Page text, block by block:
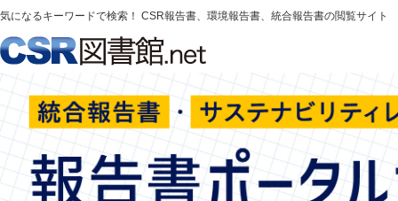
気になるキーワードで検索！ CSR報告書、環境報告書、統合報告書の閲覧サイト